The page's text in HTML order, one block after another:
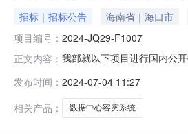
招标｜招标公告 海南省｜海口市
项目编号： 2024-JQ29-F1007
正文内容： 我部就以下项目进行国内公
10天内，需将货物全部运抵
标。1.本项目是否接受联
发布时间： 2024-07-04 11:27
相关产品：
数据中心容灾系统